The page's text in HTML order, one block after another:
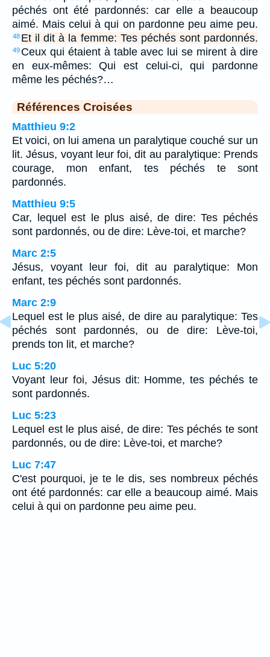
péchés ont été pardonnés: car elle a beaucoup
aimé. Mais celui à qui on pardonne peu aime peu.
48 Et il dit à la femme: Tes péchés sont pardonnés.
49 Ceux qui étaient à table avec lui se mirent à dire
en eux-mêmes: Qui est celui-ci, qui pardonne
même les péchés?…
Références Croisées
Matthieu 9:2
Et voici, on lui amena un paralytique couché sur un
lit. Jésus, voyant leur foi, dit au paralytique: Prends
courage, mon enfant, tes péchés te sont
pardonnés.
Matthieu 9:5
Car, lequel est le plus aisé, de dire: Tes péchés
sont pardonnés, ou de dire: Lève-toi, et marche?
Marc 2:5
Jésus, voyant leur foi, dit au paralytique: Mon
enfant, tes péchés sont pardonnés.
Marc 2:9
Lequel est le plus aisé, de dire au paralytique: Tes
péchés sont pardonnés, ou de dire: Lève-toi,
prends ton lit, et marche?
Luc 5:20
Voyant leur foi, Jésus dit: Homme, tes péchés te
sont pardonnés.
Luc 5:23
Lequel est le plus aisé, de dire: Tes péchés te sont
pardonnés, ou de dire: Lève-toi, et marche?
Luc 7:47
C'est pourquoi, je te le dis, ses nombreux péchés
ont été pardonnés: car elle a beaucoup aimé. Mais
celui à qui on pardonne peu aime peu.